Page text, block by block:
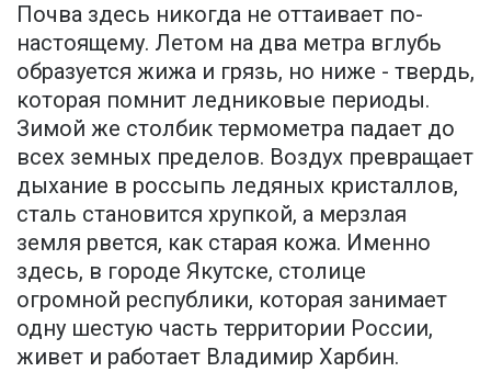
Почва здесь никогда не оттаивает по-
настоящему. Летом на два метра вглубь
образуется жижа и грязь, но ниже - твердь,
которая помнит ледниковые периоды.
Зимой же столбик термометра падает до
всех земных пределов. Воздух превращает
дыхание в россыпь ледяных кристаллов,
сталь становится хрупкой, а мерзлая
земля рвется, как старая кожа. Именно
здесь, в городе Якутске, столице
огромной республики, которая занимает
одну шестую часть территории России,
живет и работает Владимир Харбин.